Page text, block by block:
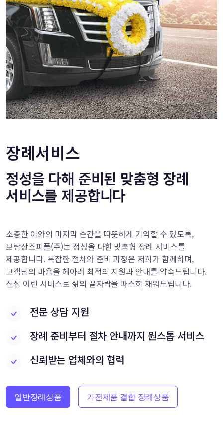
장례서비스
정성을 다해 준비된 맞춤형 장례
서비스를 제공합니다
소중한 이와의 마지막 순간을 따뜻하게 기억할 수 있도록,
보람상조피플(주)는 정성을 다한 맞춤형 장례 서비스를
제공합니다. 복잡한 절차와 준비 과정은 저희가 함께하며,
고객님의 마음을 헤아려 최적의 지원과 안내를 약속드립니다.
진심 어린 서비스로 삶의 끝자락을 따스히 채워드립니다.
전문 상담 지원
장례 준비부터 절차 안내까지 원스톱 서비스
신뢰받는 업체와의 협력
일반장례상품 가전제품 결합 장례상품